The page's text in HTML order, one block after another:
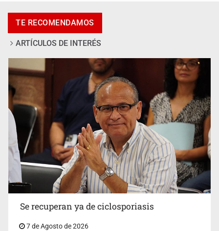
Castro
Vecinos acusan retiro de árboles; Ijalvi niega tala
TE RECOMENDAMOS
ARTÍCULOS DE INTERÉS
Se recuperan ya de ciclosporiasis
7 de Agosto de 2026